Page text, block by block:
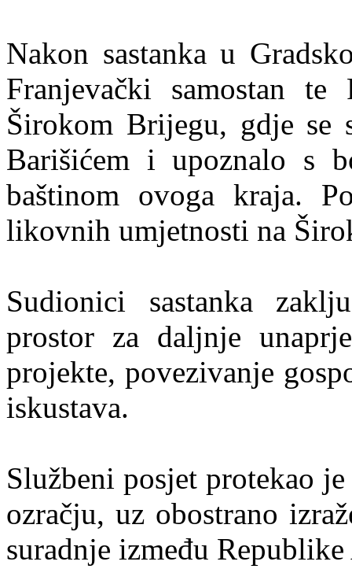
Nakon sastanka u
Franjevački samostan
Širokom Brijegu, gdje se
Barišićem i upoznalo s
baštinom ovoga kraja.
likovnih umjetnosti na
Sudionici sastanka
prostor za daljnje
projekte, povezivanje
iskustava.
Službeni posjet protekao
ozračju, uz obostrano
suradnje između